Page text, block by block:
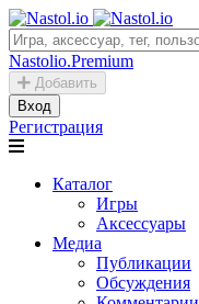
Nastolio.Premium
Добавить
Вход
Регистрация
Каталог
Игры
Аксессуары
Медиа
Публикации
Обсуждения